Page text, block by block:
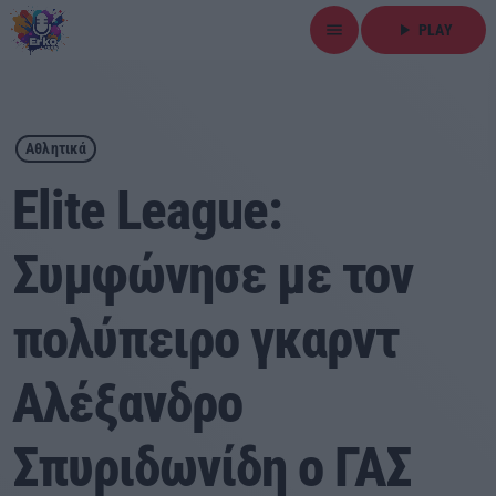
menu play_arrow PLAY
close
play_arrow ΕΡΚΟ
Αρχική
Εκπομπές
Ειδήσεις
Τοπικά Νέα
Αθλητικά
Αθλητικά
Elite League:
Συμφώνησε με τον
πολύπειρο γκαρντ
Αλέξανδρο
Σπυριδωνίδη ο ΓΑΣ